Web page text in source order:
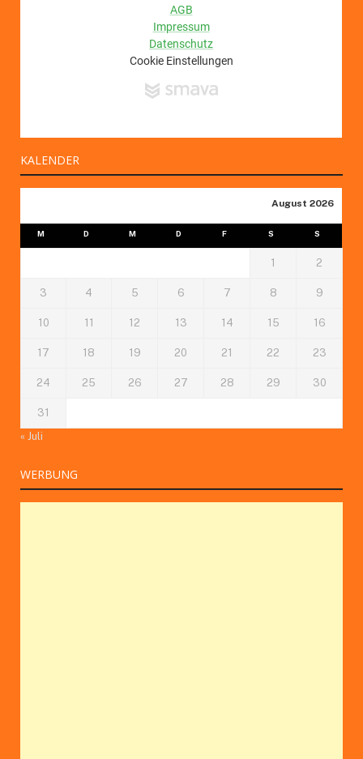
KALENDER
August 2026
M D M D F S S
1 2
3 4 5 6 7 8 9
10 11 12 13 14 15 16
17 18 19 20 21 22 23
24 25 26 27 28 29 30
31
« Juli
WERBUNG